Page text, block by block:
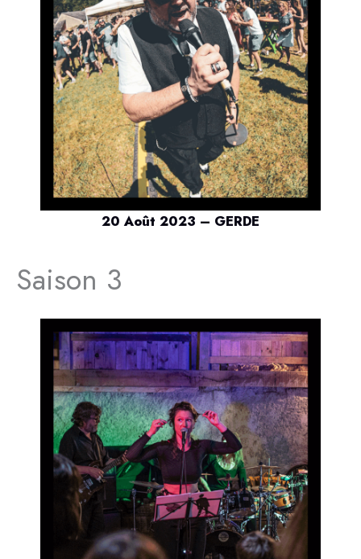
20 Août 2023 – GERDE
Saison 3